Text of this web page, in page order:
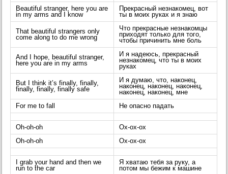
Beautiful stranger, here you are
in my arms and I know
Прекрасный незнакомец, вот
ты в моих руках и я знаю
That beautiful strangers only
come along to do me wrong
Что прекрасные незнакомцы
приходят только для того,
чтобы причинить мне боль
And I hope, beautiful stranger,
here you are in my arms
И я надеюсь, прекрасный
незнакомец, что ты в моих
руках
But I think it’s finally, finally,
finally, finally, finally safe
И я думаю, что, наконец,
наконец, наконец, наконец,
наконец, наконец, мне
For me to fall
Не опасно падать
Oh-oh-oh
Ох-ох-ох
Oh-oh-oh
Ох-ох-ох
I grab your hand and then we
run to the car
Я хватаю тебя за руку, а
потом мы бежим к машине